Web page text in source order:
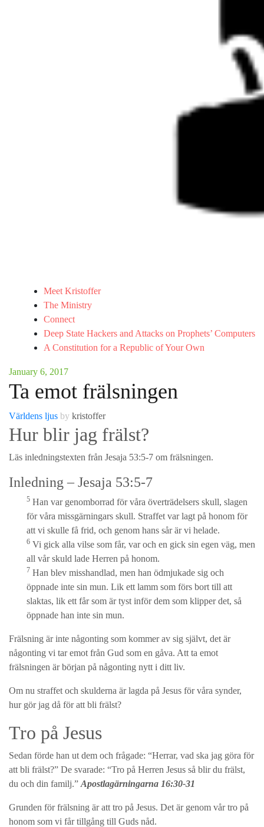
Meet Kristoffer
The Ministry
Connect
Deep State Hackers and Attacks on Prophets’ Computers
A Constitution for a Republic of Your Own
January 6, 2017
Ta emot frälsningen
Världens ljus by kristoffer
Hur blir jag frälst?
Läs inledningstexten från Jesaja 53:5-7 om frälsningen.
Inledning – Jesaja 53:5-7
5 Han var genomborrad för våra överträdelsers skull, slagen
för våra missgärningars skull. Straffet var lagt på honom för
att vi skulle få frid, och genom hans sår är vi helade.
6 Vi gick alla vilse som får, var och en gick sin egen väg, men
all vår skuld lade Herren på honom.
7 Han blev misshandlad, men han ödmjukade sig och
öppnade inte sin mun. Lik ett lamm som förs bort till att
slaktas, lik ett får som är tyst inför dem som klipper det, så
öppnade han inte sin mun.
Frälsning är inte någonting som kommer av sig självt, det är
någonting vi tar emot från Gud som en gåva. Att ta emot
frälsningen är början på någonting nytt i ditt liv.
Om nu straffet och skulderna är lagda på Jesus för våra synder,
hur gör jag då för att bli frälst?
Tro på Jesus
Sedan förde han ut dem och frågade: “Herrar, vad ska jag göra för
att bli frälst?” De svarade: “Tro på Herren Jesus så blir du frälst,
du och din familj.” Apostlagärningarna 16:30-31
Grunden för frälsning är att tro på Jesus. Det är genom vår tro på
honom som vi får tillgång till Guds nåd.